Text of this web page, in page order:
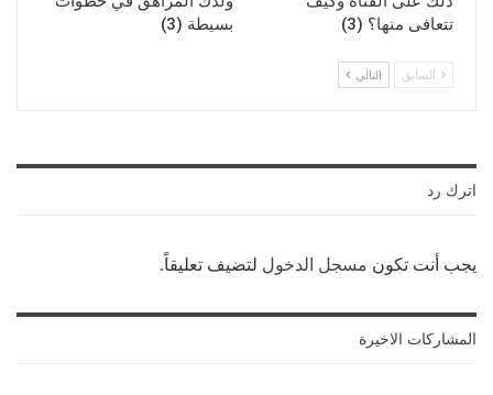
تتعافى منها؟ (3)
بسيطة (3)
السابق التالي
اترك رد
يجب أنت تكون مسجل الدخول لتضيف تعليقاً.
المشاركات الاخيرة